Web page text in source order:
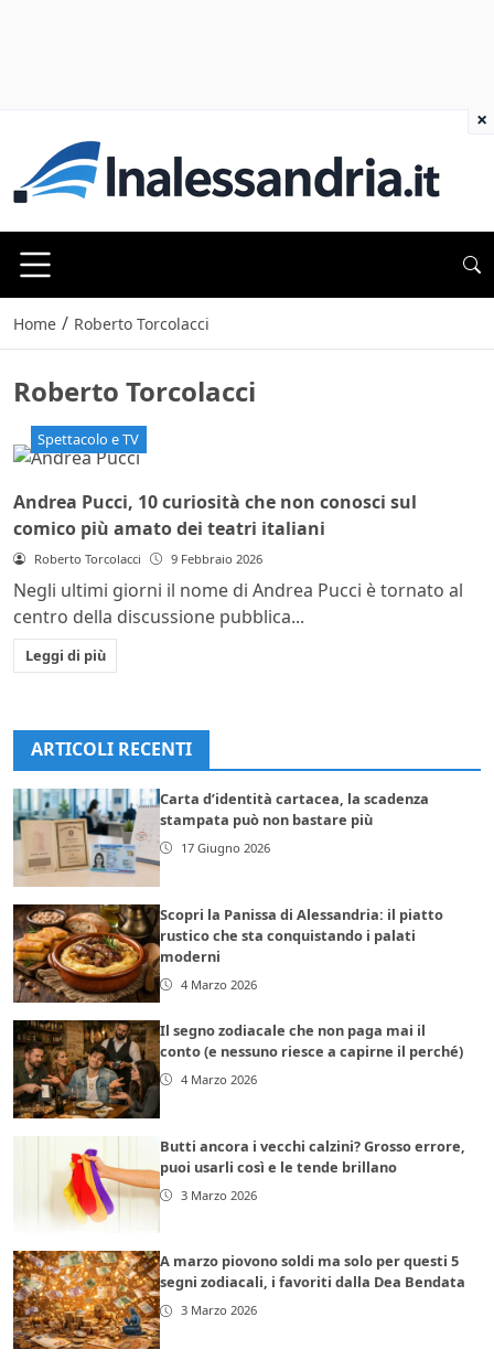
Home / Roberto Torcolacci
Roberto Torcolacci
Spettacolo e TV
Andrea Pucci, 10 curiosità che non conosci sul
comico più amato dei teatri italiani
Roberto Torcolacci 9 Febbraio 2026
Negli ultimi giorni il nome di Andrea Pucci è tornato al
centro della discussione pubblica...
Leggi di più
ARTICOLI RECENTI
Carta d’identità cartacea, la scadenza
stampata può non bastare più
17 Giugno 2026
Scopri la Panissa di Alessandria: il piatto
rustico che sta conquistando i palati
moderni
4 Marzo 2026
Il segno zodiacale che non paga mai il
conto (e nessuno riesce a capirne il perché)
4 Marzo 2026
Butti ancora i vecchi calzini? Grosso errore,
puoi usarli così e le tende brillano
3 Marzo 2026
A marzo piovono soldi ma solo per questi 5
segni zodiacali, i favoriti dalla Dea Bendata
3 Marzo 2026
×